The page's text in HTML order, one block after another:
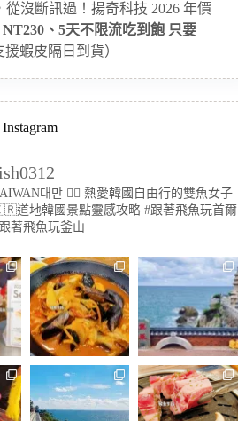
從沒斷訊過！揚奇科技 2026 年價
NT230、5天不限流吃到飽 只要
援蝦皮隔日到貨）
대만 🏳️‍🌈 熱愛韓國自由行的雙魚女子
道地韓國景點靈感攻略 #跟著飛魚玩首爾
著飛魚玩釜山